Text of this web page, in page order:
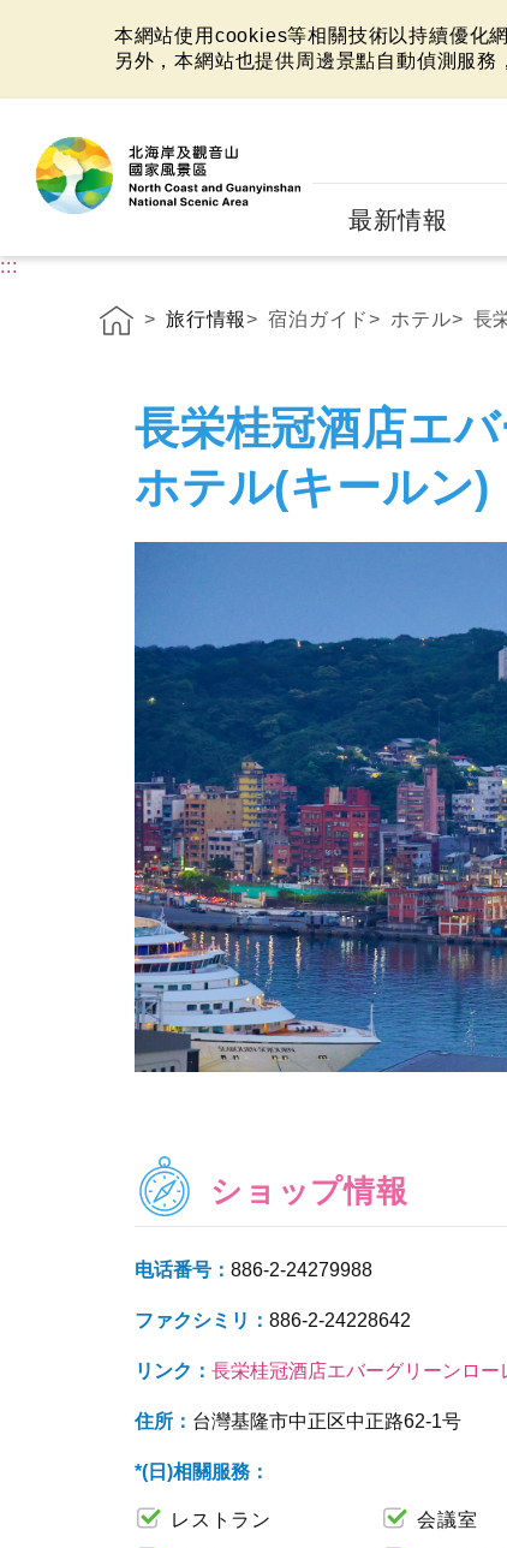
本網站使用cookies等相關技術以持續優化
另外，本網站也提供周邊景點自動偵測服
最新情報
:::
旅行情報 宿泊ガイド ホテル 長
長栄桂冠酒店エ
ホテル(キールン)
ショップ情報
电话番号： 886-2-24279988
ファクシミリ： 886-2-24228642
リンク： 長栄桂冠酒店エバーグリーンロー
住所： 台灣基隆市中正区中正路62-1号
*(日)相關服務：
レストラン 会議室